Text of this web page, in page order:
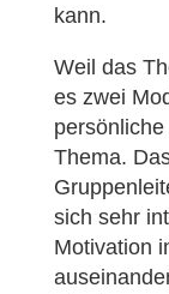
kann.
Weil das
es zwei
Thema.
sich sehr
Motivation